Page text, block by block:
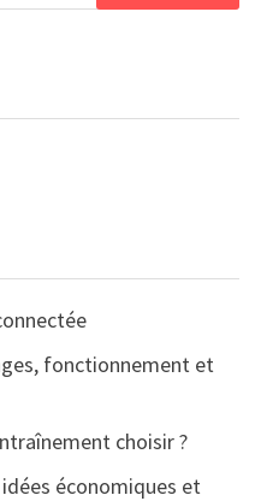
fonctionnement et
choisir ?
économiques et